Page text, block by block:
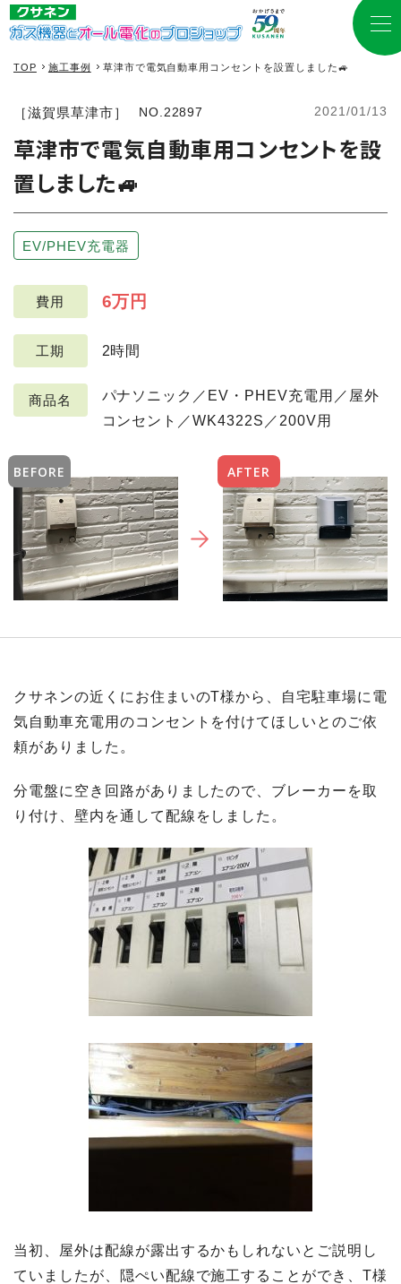
TOP 施工事例 草津市で電気自動車用コンセントを設置しました🚙
［滋賀県草津市］ NO.22897 2021/01/13
草津市で電気自動車用コンセントを設
置しました🚙
EV/PHEV充電器
費用 6万円
工期 2時間
商品名
パナソニック／EV・PHEV充電用／屋外
コンセント／WK4322S／200V用
BEFORE AFTER
クサネンの近くにお住まいのT様から、自宅駐車場に電
気自動車充電用のコンセントを付けてほしいとのご依
頼がありました。
分電盤に空き回路がありましたので、ブレーカーを取
り付け、壁内を通して配線をしました。
当初、屋外は配線が露出するかもしれないとご説明し
ていましたが、隠ぺい配線で施工することができ、T様